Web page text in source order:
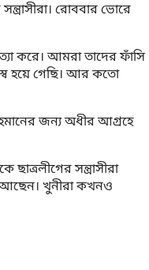
রোববার ভোরে
করে। আমরা তাদের ফাঁসি
হয়ে গেছি। আর কতো
জন্য অধীর আগ্রহে
সন্ত্রাসীরা
আছেন। খুনীরা কখনও